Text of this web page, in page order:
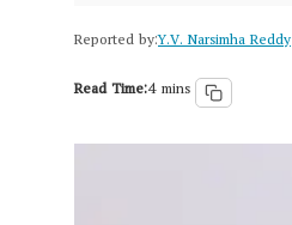
Reported by:Y.V. Narsimha Reddy
Read Time:4 mins